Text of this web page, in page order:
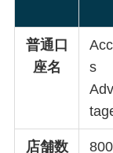
普通口
座名
s
店舗数